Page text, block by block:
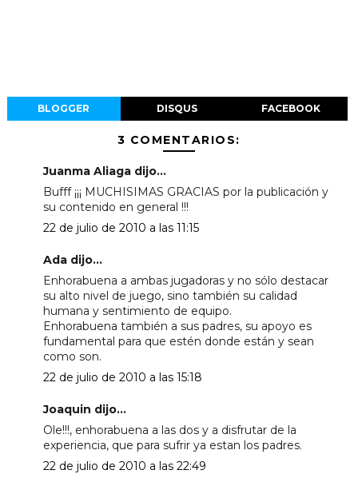
BLOGGER DISQUS FACEBOOK
3 COMENTARIOS:
Juanma Aliaga dijo...
Bufff ¡¡¡ MUCHISIMAS GRACIAS por la publicación y
su contenido en general !!!
22 de julio de 2010 a las 11:15
Ada dijo...
Enhorabuena a ambas jugadoras y no sólo destacar
su alto nivel de juego, sino también su calidad
humana y sentimiento de equipo.
Enhorabuena también a sus padres, su apoyo es
fundamental para que estén donde están y sean
como son.
22 de julio de 2010 a las 15:18
Joaquin dijo...
Ole!!!, enhorabuena a las dos y a disfrutar de la
experiencia, que para sufrir ya estan los padres.
22 de julio de 2010 a las 22:49